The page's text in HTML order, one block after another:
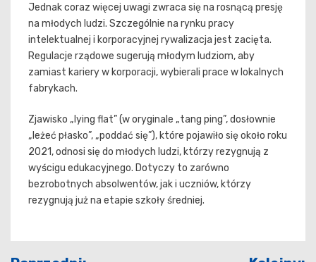
Jednak coraz więcej uwagi zwraca się na rosnącą presję
na młodych ludzi. Szczególnie na rynku pracy
intelektualnej i korporacyjnej rywalizacja jest zacięta.
Regulacje rządowe sugerują młodym ludziom, aby
zamiast kariery w korporacji, wybierali prace w lokalnych
fabrykach.
Zjawisko „lying flat” (w oryginale „tang ping”, dosłownie
„leżeć płasko”, „poddać się”), które pojawiło się około roku
2021, odnosi się do młodych ludzi, którzy rezygnują z
wyścigu edukacyjnego. Dotyczy to zarówno
bezrobotnych absolwentów, jak i uczniów, którzy
rezygnują już na etapie szkoły średniej.
Nawigacja